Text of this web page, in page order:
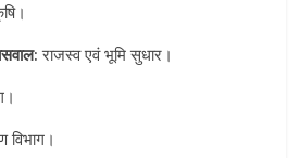
राजस्व एवं भूमि सुधार।
विभाग।